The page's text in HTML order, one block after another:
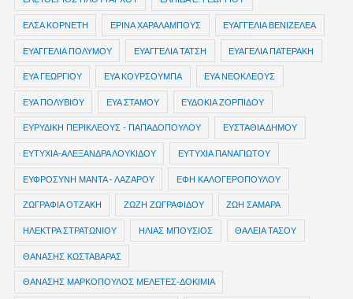
ΕΛΣΑ ΚΟΡΝΕΤΗ ΕΡΙΝΑ ΧΑΡΑΛΑΜΠΟΥΣ ΕΥΑΓΓΕΛΙΑ ΒΕΝΙΖΕΛΕΑ
ΕΥΑΓΓΕΛΙΑ ΠΟΛΥΜΟΥ ΕΥΑΓΓΕΛΙΑ ΤΑΤΣΗ ΕΥΑΓΕΛΙΑ ΠΑΤΕΡΑΚΗ
ΕΥΑ ΓΕΩΡΓΙΟΥ ΕΥΑ ΚΟΥΡΣΟΥΜΠΑ ΕΥΑ ΝΕΟΚΛΕΟΥΣ
ΕΥΑ ΠΟΛΥΒΙΟΥ ΕΥΑ ΣΤΑΜΟΥ ΕΥΔΟΚΙΑ ΖΟΡΠΙΔΟΥ
ΕΥΡΥΔΙΚΗ ΠΕΡΙΚΛΕΟΥΣ - ΠΑΠΑΔΟΠΟΥΛΟΥ ΕΥΣΤΑΘΙΑ ΔΗΜΟΥ
ΕΥΤΥΧΙΑ-ΑΛΕΞΑΝΔΡΑ ΛΟΥΚΙΔΟΥ ΕΥΤΥΧΙΑ ΠΑΝΑΓΙΩΤΟΥ
ΕΥΦΡΟΣΥΝΗ ΜΑΝΤΑ - ΛΑΖΑΡΟΥ ΕΦΗ ΚΑΛΟΓΕΡΟΠΟΥΛΟΥ
ΖΩΓΡΑΦΙΑ ΟΤΖΑΚΗ ΖΩΖΗ ΖΩΓΡΑΦΙΔΟΥ ΖΩΗ ΣΑΜΑΡΑ
ΗΛΕΚΤΡΑ ΣΤΡΑΤΩΝΙΟΥ ΗΛΙΑΣ ΜΠΟΥΣΙΟΣ ΘΑΛΕΙΑ ΤΑΣΟΥ
ΘΑΝΑΣΗΣ ΚΩΣΤΑΒΑΡΑΣ
ΘΑΝΑΣΗΣ ΜΑΡΚΟΠΟΥΛΟΣ ΜΕΛΕΤΕΣ-ΔΟΚΙΜΙΑ